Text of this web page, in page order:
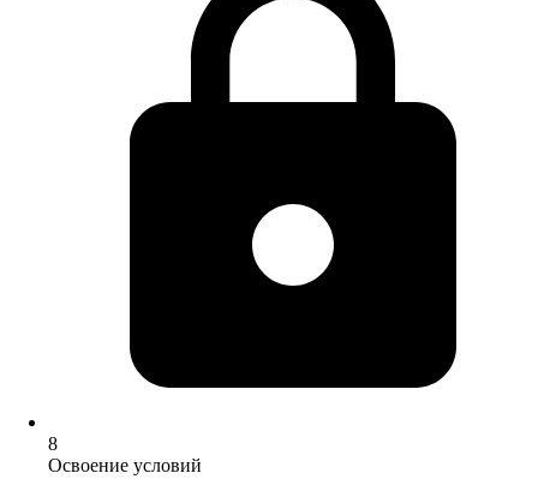
8
Освоение условий